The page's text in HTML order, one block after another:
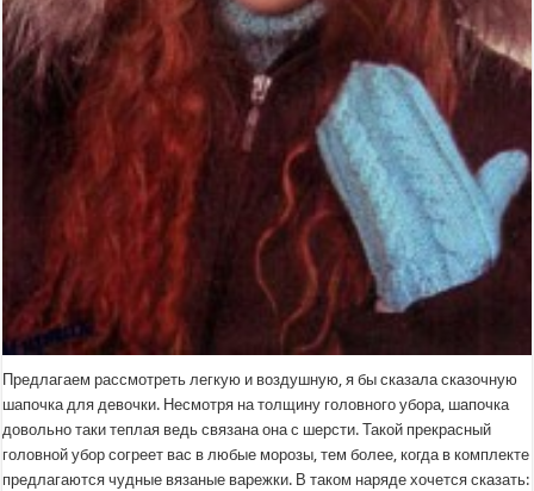
Предлагаем рассмотреть легкую и воздушную, я бы сказала сказочную
шапочка для девочки. Несмотря на толщину головного убора, шапочка
довольно таки теплая ведь связана она с шерсти. Такой прекрасный
головной убор согреет вас в любые морозы, тем более, когда в комплекте
предлагаются чудные вязаные варежки. В таком наряде хочется сказать: